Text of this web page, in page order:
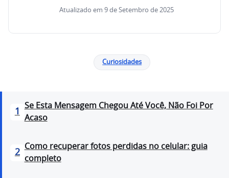
Atualizado em 9 de Setembro de 2025
Curiosidades
1
Se Esta Mensagem Chegou Até Você, Não Foi Por
Acaso
2
Como recuperar fotos perdidas no celular: guia
completo